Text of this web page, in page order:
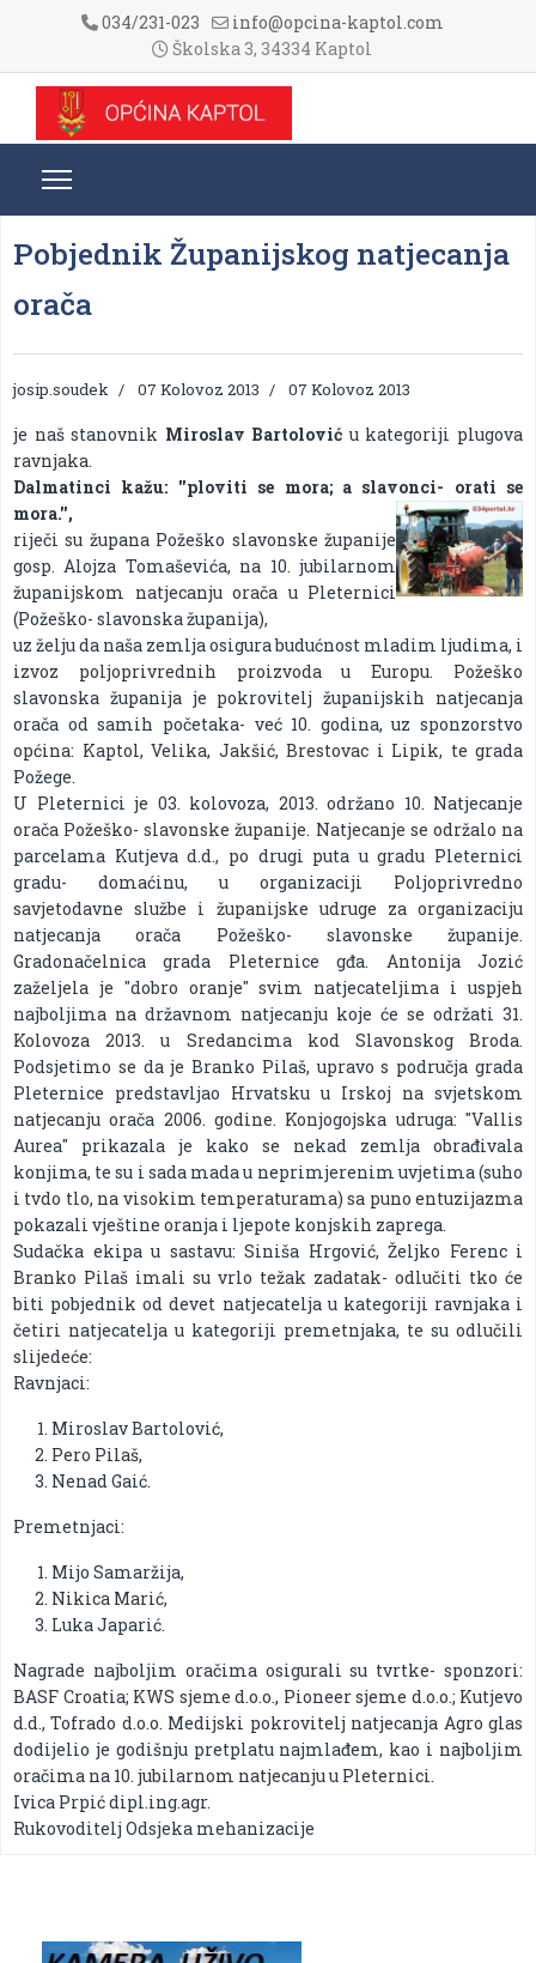
034/231-023
info@opcina-kaptol.com
Školska 3, 34334 Kaptol
Pobjednik Županijskog natjecanja
orača
josip.soudek 07 Kolovoz 2013 07 Kolovoz 2013
je naš stanovnik Miroslav Bartolović u kategoriji plugova
ravnjaka.
Dalmatinci kažu: ''ploviti se mora; a slavonci- orati se
mora.'',
riječi su župana Požeško slavonske županije
gosp. Alojza Tomaševića, na 10. jubilarnom
županijskom natjecanju orača u Pleternici
(Požeško- slavonska županija),
uz želju da naša zemlja osigura budućnost mladim ljudima, i
izvoz poljoprivrednih proizvoda u Europu. Požeško
slavonska županija je pokrovitelj županijskih natjecanja
orača od samih početaka- već 10. godina, uz sponzorstvo
općina: Kaptol, Velika, Jakšić, Brestovac i Lipik, te grada
Požege.
U Pleternici je 03. kolovoza, 2013. održano 10. Natjecanje
orača Požeško- slavonske županije. Natjecanje se održalo na
parcelama Kutjeva d.d., po drugi puta u gradu Pleternici
gradu- domaćinu, u organizaciji Poljoprivredno
savjetodavne službe i županijske udruge za organizaciju
natjecanja orača Požeško- slavonske županije.
Gradonačelnica grada Pleternice gđa. Antonija Jozić
zaželjela je ''dobro oranje'' svim natjecateljima i uspjeh
najboljima na državnom natjecanju koje će se održati 31.
Kolovoza 2013. u Sredancima kod Slavonskog Broda.
Podsjetimo se da je Branko Pilaš, upravo s područja grada
Pleternice predstavljao Hrvatsku u Irskoj na svjetskom
natjecanju orača 2006. godine. Konjogojska udruga: ''Vallis
Aurea'' prikazala je kako se nekad zemlja obrađivala
konjima, te su i sada mada u neprimjerenim uvjetima (suho
i tvdo tlo, na visokim temperaturama) sa puno entuzijazma
pokazali vještine oranja i ljepote konjskih zaprega.
Sudačka ekipa u sastavu: Siniša Hrgović, Željko Ferenc i
Branko Pilaš imali su vrlo težak zadatak- odlučiti tko će
biti pobjednik od devet natjecatelja u kategoriji ravnjaka i
četiri natjecatelja u kategoriji premetnjaka, te su odlučili
slijedeće:
Ravnjaci:
Miroslav Bartolović,
Pero Pilaš,
Nenad Gaić.
Premetnjaci:
Mijo Samaržija,
Nikica Marić,
Luka Japarić.
Nagrade najboljim oračima osigurali su tvrtke- sponzori:
BASF Croatia; KWS sjeme d.o.o., Pioneer sjeme d.o.o.; Kutjevo
d.d., Tofrado d.o.o. Medijski pokrovitelj natjecanja Agro glas
dodijelio je godišnju pretplatu najmlađem, kao i najboljim
oračima na 10. jubilarnom natjecanju u Pleternici.
Ivica Prpić dipl.ing.agr.
Rukovoditelj Odsjeka mehanizacije